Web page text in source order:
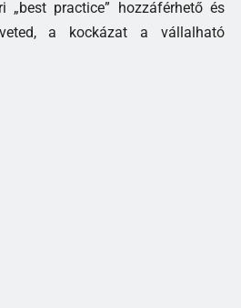
practice” hozzáférhető és
a kockázat a vállalható